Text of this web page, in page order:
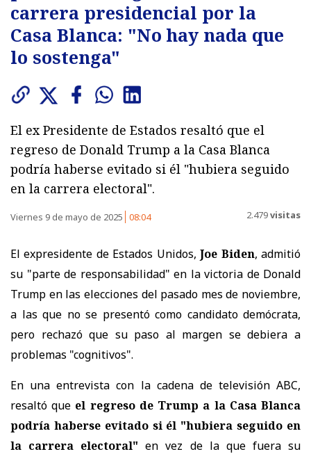
carrera presidencial por la
Casa Blanca: "No hay nada que
lo sostenga"
El ex Presidente de Estados resaltó que el
regreso de Donald Trump a la Casa Blanca
podría haberse evitado si él "hubiera seguido
en la carrera electoral".
Viernes 9 de mayo de 2025 08:04 2.479visitas
El expresidente de Estados Unidos,Joe Biden, admitió
su "parte de responsabilidad" en la victoria de Donald
Trump en las elecciones del pasado mes de noviembre,
a las que no se presentó como candidato demócrata,
pero rechazó que su paso al margen se debiera a
problemas "cognitivos".
En una entrevista con la cadena de televisión ABC,
resaltó que el regreso de Trump a la Casa Blanca
podría haberse evitado si él "hubiera seguido en
la carrera electoral" en vez de la que fuera su